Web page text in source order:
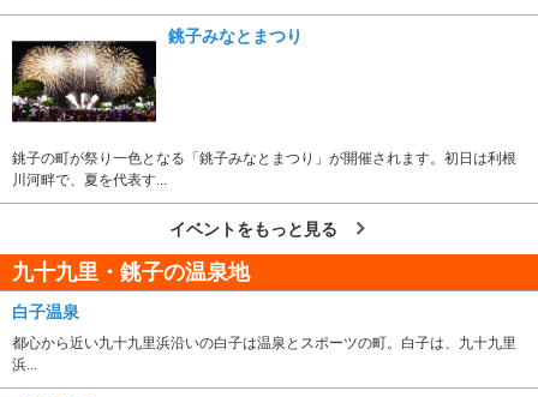
銚子みなとまつり
銚子の町が祭り一色となる「銚子みなとまつり」が開催されます。初日は利根
川河畔で、夏を代表す...
イベントをもっと見る
九十九里・銚子の温泉地
白子温泉
都心から近い九十九里浜沿いの白子は温泉とスポーツの町。白子は、九十九里
浜...